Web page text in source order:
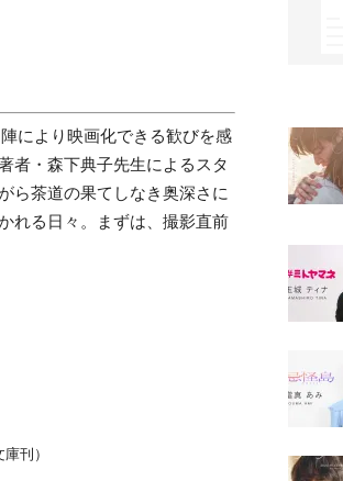
により映画化できる歓びを感
者・森下典子先生によるスタ
ら茶道の果てしなき奥深さに
れる日々。まずは、撮影直前
刊）